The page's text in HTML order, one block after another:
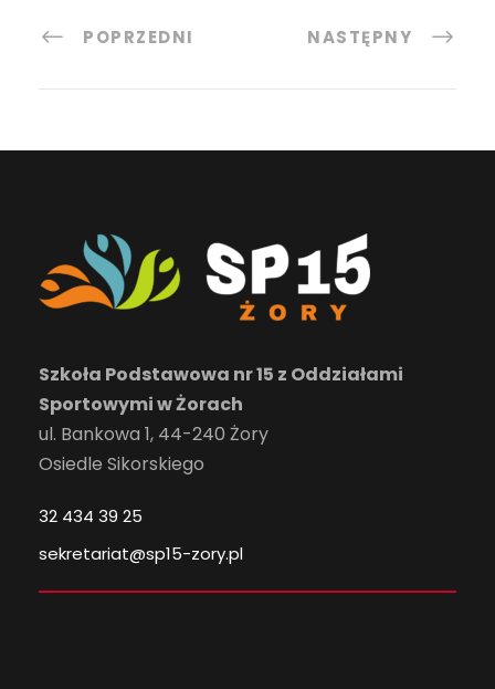
POPRZEDNI NASTĘPNY
Szkoła Podstawowa nr 15 z Oddziałami
Sportowymi w Żorach
ul. Bankowa 1, 44-240 Żory
Osiedle Sikorskiego
32 434 39 25
sekretariat@sp15-zory.pl